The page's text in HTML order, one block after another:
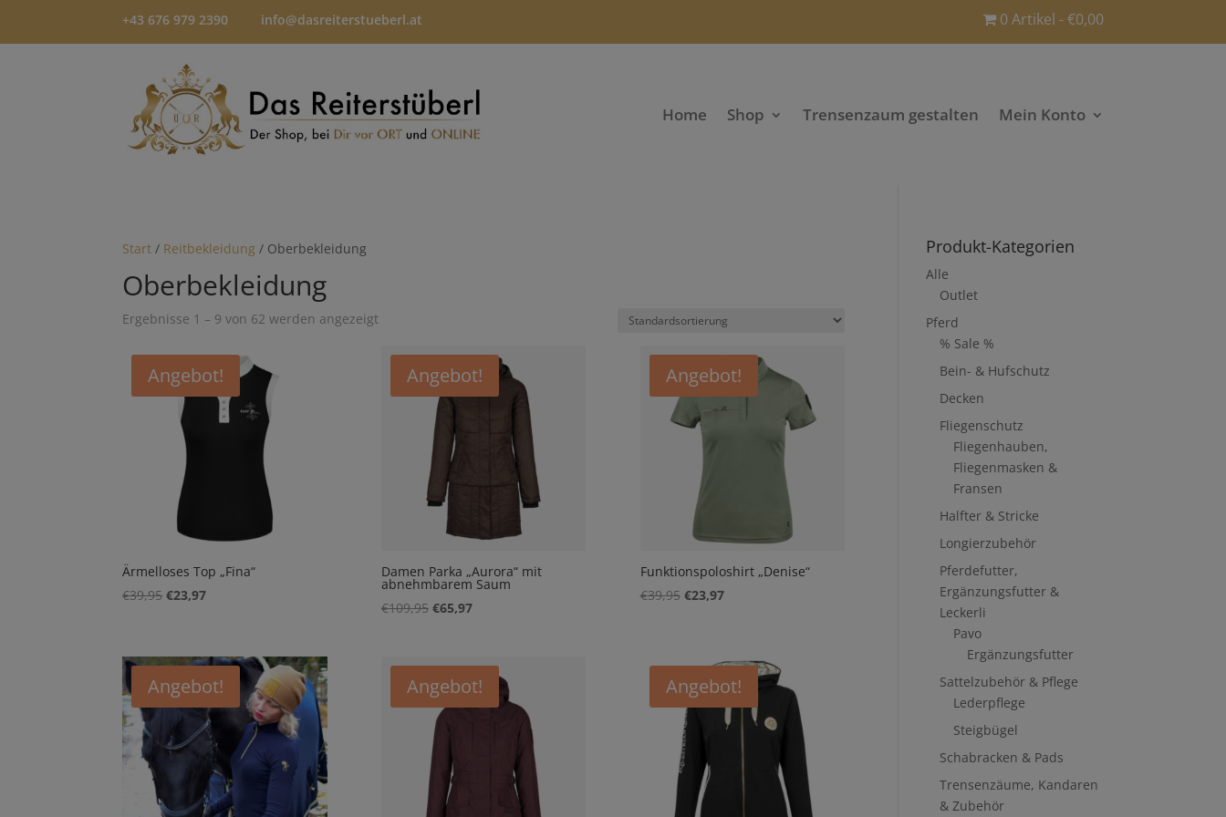
+43 676 979 2390 info@dasreiterstueberl.at 0 Artikel €0,00
Home Shop Trensenzaum gestalten Mein Konto
Start / Reitbekleidung / Oberbekleidung
Oberbekleidung
Ergebnisse 1 – 9 von 62 werden angezeigt
Angebot!
Ärmelloses Top „Fina“
€39,95 Ursprünglicher
€39,95
€23,97Aktueller
€23,97.
Angebot!
Damen Parka „Aurora“ mit
abnehmbarem Saum
€109,95 Ursprünglicher
€109,95
€65,97Aktueller
€65,97.
Angebot!
Funktionspoloshirt „Denise“
€39,95 Ursprünglicher
€23,97Aktueller
€23,97.
Angebot! Angebot! Angebot!
Produkt-Kategorien
Alle
Outlet
Pferd
% Sale %
Bein- & Hufschutz
Decken
Fliegenschutz
Fliegenhauben,
Fliegenmasken &
Fransen
Halfter & Stricke
Longierzubehör
Pferdefutter,
Ergänzungsfutter &
Leckerli
Pavo
Ergänzungsfutter
Sattelzubehör & Pflege
Lederpflege
Steigbügel
Schabracken & Pads
Trensenzäume, Kandaren
& Zubehör